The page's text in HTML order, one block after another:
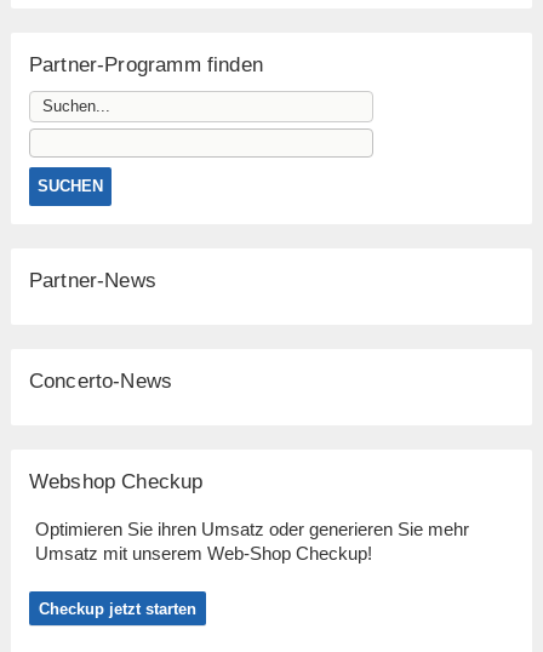
Partner-Programm finden
Partner-News
Concerto-News
Webshop Checkup
Optimieren Sie ihren Umsatz oder generieren Sie mehr
Umsatz mit unserem Web-Shop Checkup!
Checkup jetzt starten